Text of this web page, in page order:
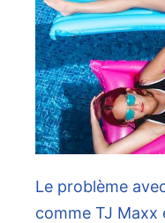
Le problème
comme TJ Maxx